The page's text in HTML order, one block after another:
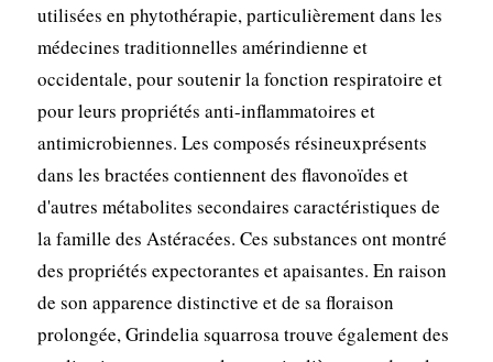
utilisées en phytothérapie, particulièrement dans les
médecines traditionnelles amérindienne et
occidentale, pour soutenir la fonction respiratoire et
pour leurs propriétés anti-inflammatoires et
antimicrobiennes. Les composés résineuxprésents
dans les bractées contiennent des flavonoïdes et
d'autres métabolites secondaires caractéristiques de
la famille des Astéracées. Ces substances ont montré
des propriétés expectorantes et apaisantes. En raison
de son apparence distinctive et de sa floraison
prolongée, Grindelia squarrosa trouve également des